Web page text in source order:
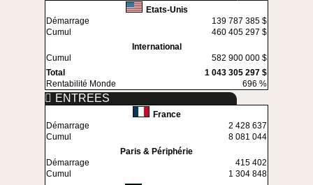
Etats-Unis
Démarrage
139 787 385 $
Cumul
460 405 297 $
International
Cumul
582 900 000 $
Total
1 043 305 297 $
Rentabilité Monde
696 %
ENTREES
France
Démarrage
2 428 637
Cumul
8 081 044
Paris & Périphérie
Démarrage
415 402
Cumul
1 304 848